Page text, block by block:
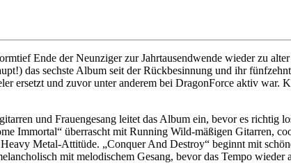
Ende der Neunziger zur Jahrtausendwende wieder zu
das sechste Album seit der Rückbesinnung und ihr
ersetzt und zuvor unter anderem bei DragonForce aktiv war.
und Frauengesang leitet das Album ein, bevor es richtig
Immortal“ überrascht mit Running Wild-mäßigen Gitarren,
Metal-Attitüde. „Conquer And Destroy“ beginnt mit
mit melodischem Gesang, bevor das Tempo wieder